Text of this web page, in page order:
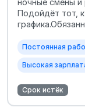
Подойдёт тот,
Постоянная
Высокая
Срок истёк